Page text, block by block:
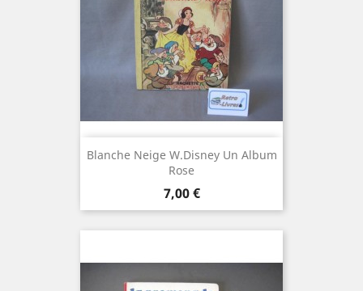
Blanche Neige W.Disney Un Album
Rose
Prix
7,00 €